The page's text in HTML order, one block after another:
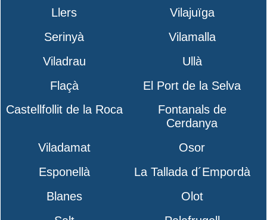
Llers
Vilajuïga
Serinyà
Vilamalla
Viladrau
Ullà
Flaçà
El Port de la Selva
Castellfollit de la Roca
Fontanals de
Cerdanya
Viladamat
Osor
Esponellà
La Tallada d´Empordà
Blanes
Olot